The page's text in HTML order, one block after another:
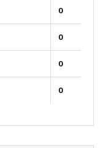
0
0
0
0